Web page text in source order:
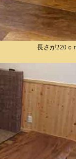
長さが220ｃ